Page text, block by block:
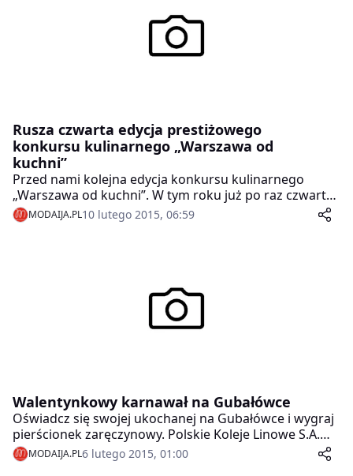
Rusza czwarta edycja prestiżowego
konkursu kulinarnego „Warszawa od
kuchni”
Przed nami kolejna edycja konkursu kulinarnego
„Warszawa od kuchni”. W tym roku już po raz czwarty
wybrane zostaną najlepsze restauracje stolicy. Sukces
w konkursie stanowi doskonałą rekomendację dla
MODAIJA.PL10 lutego 2015, 06:59
Walentynkowy karnawał na Gubałówce
Oświadcz się swojej ukochanej na Gubałówce i wygraj
pierścionek zaręczynowy. Polskie Koleje Linowe S.A.
zapraszają 14 lutego na Walentynkowy Karnawał na
Gubałówce.
MODAIJA.PL6 lutego 2015, 01:00